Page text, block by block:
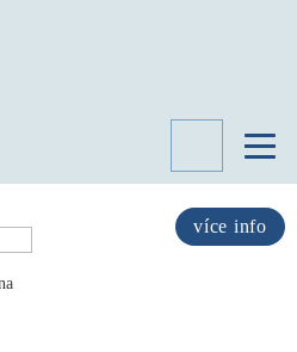
více info